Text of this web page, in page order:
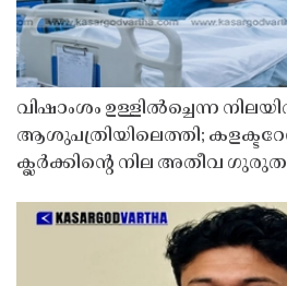
വിഷാംശം ഉള്ളിൽച്ചെന്ന
ആശുപത്രിയിലെത്തി;
ക്ലർക്കിൻ്റെ നില അതീവ